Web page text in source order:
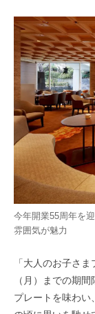
今年開業55周年を
雰囲気が魅力
「大人のお子さ
（月）までの期
プレートを味わい